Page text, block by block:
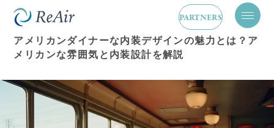
PARTNERS
メ
ニ
ュ
内装デザイン
アメリカンダイナーな内装デザインの魅力とは？ア
メリカンな雰囲気と内装設計を解説